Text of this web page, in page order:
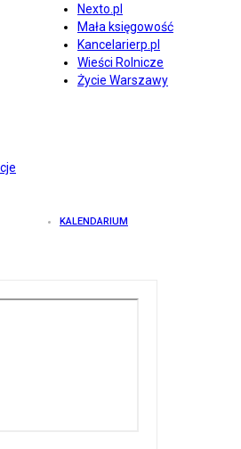
Nexto.pl
Mała księgowość
Kancelarierp.pl
Wieści Rolnicze
Życie Warszawy
KALENDARIUM